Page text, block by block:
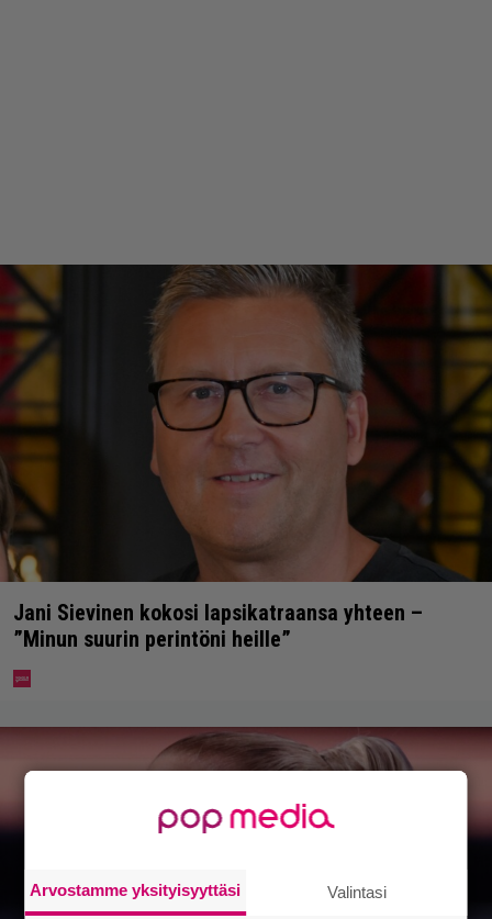
Jani Sievinen kokosi lapsikatraansa yhteen –
”Minun suurin perintöni heille”
Arvostamme yksityisyyttäsi Valintasi